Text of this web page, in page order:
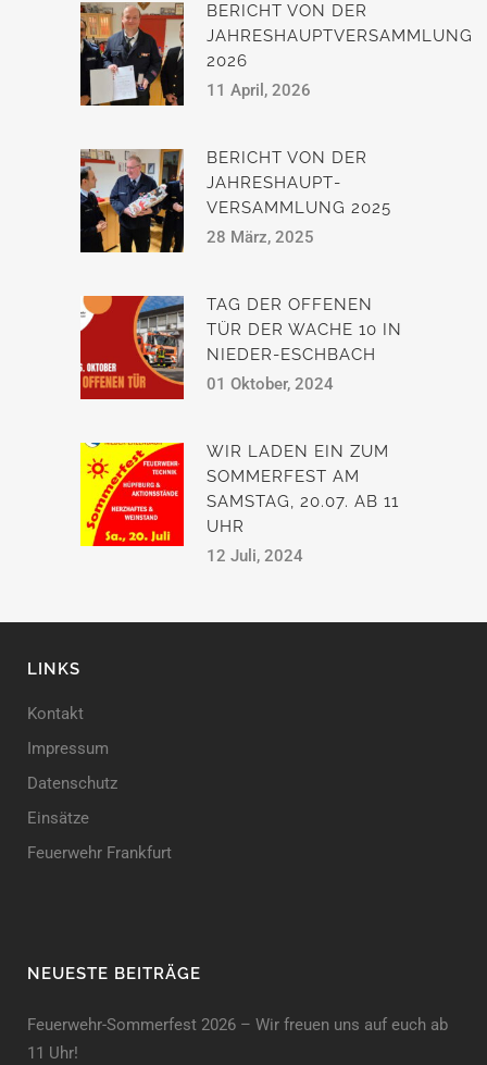
BERICHT VON DER
JAHRESHAUPTVERSAMMLUNG
2026
11 April, 2026
BERICHT VON DER
JAHRESHAUPT­
VERSAMMLUNG 2025
28 März, 2025
TAG DER OFFENEN
TÜR DER WACHE 10 IN
NIEDER-ESCHBACH
01 Oktober, 2024
WIR LADEN EIN ZUM
SOMMERFEST AM
SAMSTAG, 20.07. AB 11
UHR
12 Juli, 2024
LINKS
Kontakt
Impressum
Datenschutz
Einsätze
Feuerwehr Frankfurt
NEUESTE BEITRÄGE
Feuerwehr-Sommerfest 2026 – Wir freuen uns auf euch ab
11 Uhr!